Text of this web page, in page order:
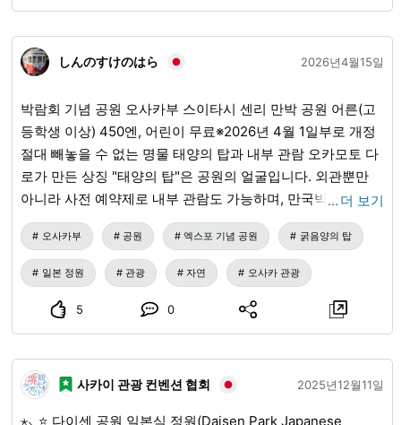
만, 대체로 다음과 같은 계절감을 느낄 수 있도록 식재와 디스
플레이가 이루어집니다.
しんのすけのはら 2026년4월15일
박람회 기념 공원 오사카부 스이타시 센리 만박 공원 어른(고
등학생 이상) 450엔, 어린이 무료※2026년 4월 1일부로 개정
절대 빼놓을 수 없는 명물 태양의 탑과 내부 관람 오카모토 다
로가 만든 상징 "태양의 탑"은 공원의 얼굴입니다. 외관뿐만
아니라 사전 예약제로 내부 관람도 가능하며, 만국박람회 당
시의 전시를 재현한 박력 있는 공간을 볼 수 있습니다. 일본 정
원 1970년 만국박람회에 맞춰 정비된 본격적인 회유식 정원
으로, 연못, 다실, 폭포 등이 점재하여 사계절의 꽃과 단풍을
즐길 수 있습니다. "일본 정원의 볼거리"로서 정원 공식이 자
세히 소개하고 있는 지역입니다.
… 더 보기
오사카부 공원 엑스포 기념 공원 굵음양의 탑
일본 정원 관광 자연 오사카 관광
5 0
사카이 관광 컨벤션 협회 2025년12월11일
⋆⸜ ⭐️ 다이센 공원 일본식 정원(Daisen Park Japanese